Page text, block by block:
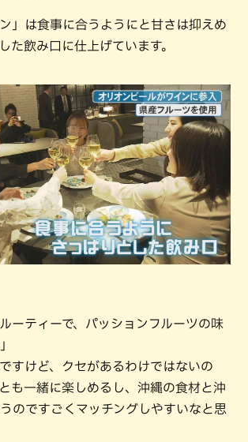
ン」は食事に合うようにと甘さは抑えめ
た飲み口に仕上げています。
ーティーで、パッションフルーツの味
すけど、クセがあるわけではないの
も一緒に楽しめるし、沖縄の食材と沖
のですごくマッチングしやすいなと思